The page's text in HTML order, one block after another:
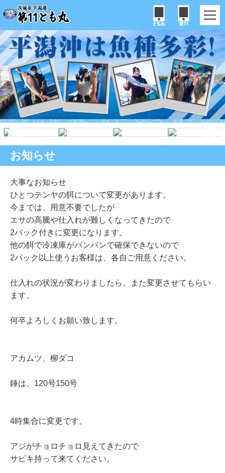
お知らせ
大事なお知らせ
ひとつテンヤの餌について変更があります。
今までは、用意不要でしたが
エサの高騰や仕入れが難しくなってきたので
2パック付きに変更になります。
他の餌で冷凍庫がパンパンで確保できないので
2パック以上使うお客様は、各自ご用意ください。
仕入れの状況が変わりましたら、また変更させてもらい
ます。
何卒よろしくお願い致します。
アカムツ、柳ダコ
錘は、120号150号
4時集合に変更です。
アジがチョロチョロ見えてきたので
サビキ持って来てください。